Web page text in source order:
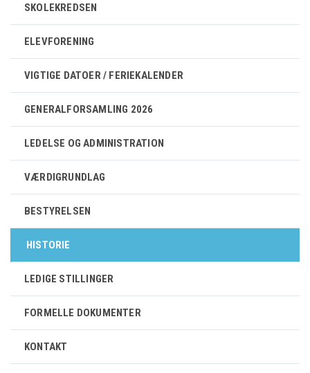
SKOLEKREDSEN
ELEVFORENING
VIGTIGE DATOER / FERIEKALENDER
GENERALFORSAMLING 2026
LEDELSE OG ADMINISTRATION
VÆRDIGRUNDLAG
BESTYRELSEN
HISTORIE
LEDIGE STILLINGER
FORMELLE DOKUMENTER
KONTAKT